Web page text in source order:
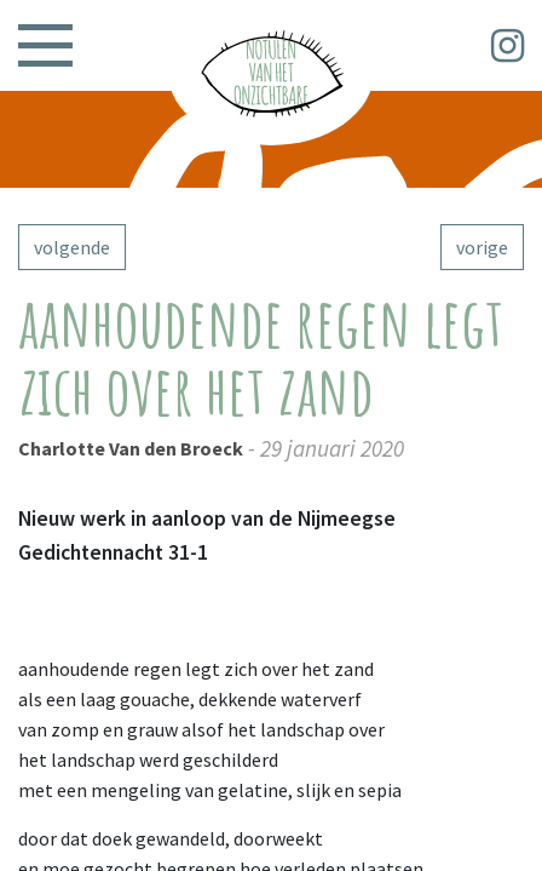
volgende vorige
aanhoudende regen legt
zich over het zand
Charlotte Van den Broeck - 29 januari 2020
Nieuw werk in aanloop van de Nijmeegse
Gedichtennacht 31-1
aanhoudende regen legt zich over het zand
als een laag gouache, dekkende waterverf
van zomp en grauw alsof het landschap over
het landschap werd geschilderd
met een mengeling van gelatine, slijk en sepia
door dat doek gewandeld, doorweekt